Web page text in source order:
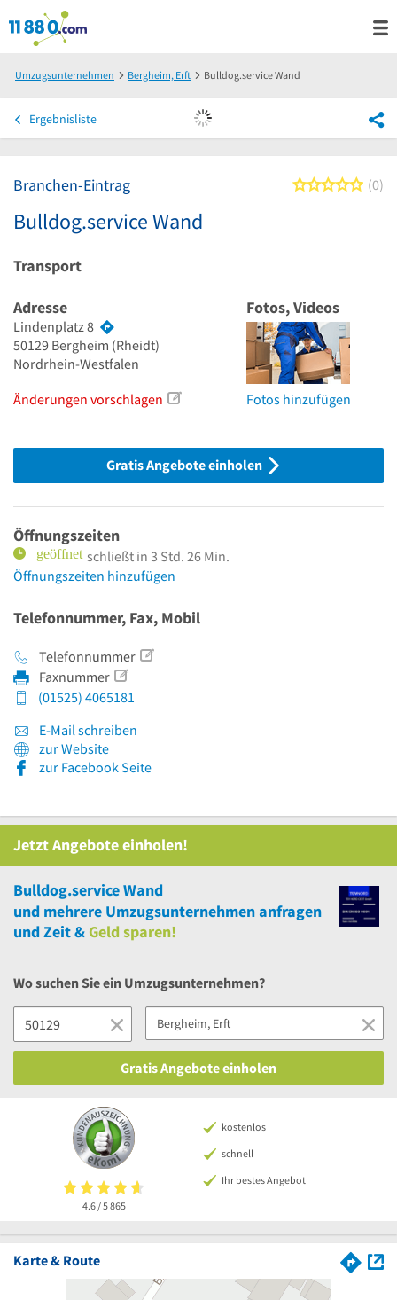
Umzugsunternehmen Bergheim, Erft Bulldog.service Wand
Ergebnisliste
Branchen-Eintrag 00
Bulldog.service Wand
Transport
Adresse
Lindenplatz 8
50129 Bergheim (Rheidt)
Nordrhein-Westfalen
Änderungen vorschlagen
Fotos, Videos
Fotos hinzufügen
Gratis Angebote einholen
Öffnungszeiten
schließt in 3 Std. 26 Min.
Öffnungszeiten hinzufügen
Telefonnummer, Fax, Mobil
Telefonnummer
Faxnummer
(01525) 4065181
E-Mail schreiben
zur Website
zur Facebook Seite
Jetzt Angebote einholen!
Bulldog.service Wand
und mehrere Umzugsunternehmen anfragen
und Zeit &Geld sparen!
Wo suchen Sie ein Umzugsunternehmen?
Gratis Angebote einholen
4.6 / 5865
kostenlos
schnell
Ihr bestes Angebot
Karte & Route